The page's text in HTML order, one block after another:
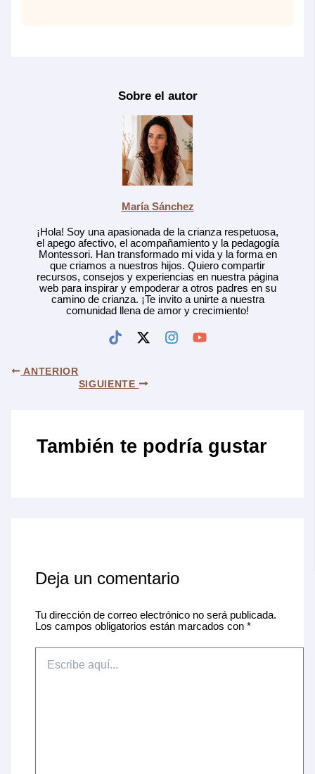
Sobre el autor
María Sánchez
¡Hola! Soy una apasionada de la crianza respetuosa,
el apego afectivo, el acompañamiento y la pedagogía
Montessori. Han transformado mi vida y la forma en
que criamos a nuestros hijos. Quiero compartir
recursos, consejos y experiencias en nuestra página
web para inspirar y empoderar a otros padres en su
camino de crianza. ¡Te invito a unirte a nuestra
comunidad llena de amor y crecimiento!
ANTERIOR
SIGUIENTE
También te podría gustar
Deja un comentario
Tu dirección de correo electrónico no será publicada.
Los campos obligatorios están marcados con*
aquí...